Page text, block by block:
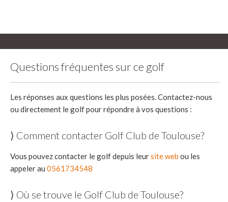
Questions fréquentes sur ce golf
Les réponses aux questions les plus posées. Contactez-nous
ou directement le golf pour répondre à vos questions :
⟩ Comment contacter Golf Club de Toulouse?
Vous pouvez contacter le golf depuis leursite web ou les
appeler au 0561734548
⟩ Où se trouve le Golf Club de Toulouse?